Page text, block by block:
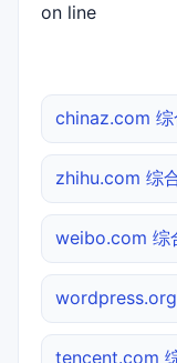
on line
chinaz.com 综
zhihu.com 综
weibo.com 综
tencent.com